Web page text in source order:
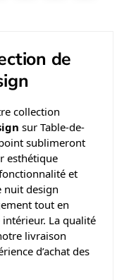
de
collection
sur Table-de-
sublimeront
esthétique
et
nuit design
tout en
La qualité
livraison
d’achat des